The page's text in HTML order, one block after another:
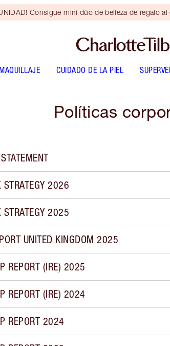
Consigue mini dúo de belleza de regalo
MAQUILLAJE CUIDADO DE LA PIEL
Políticas
STRATEGY 2026
STRATEGY 2025
UNITED KINGDOM 2025
REPORT (IRE) 2025
REPORT (IRE) 2024
REPORT 2024